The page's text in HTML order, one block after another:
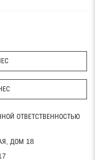
ОТВЕТСТВЕННОСТЬЮ
ДОМ 18